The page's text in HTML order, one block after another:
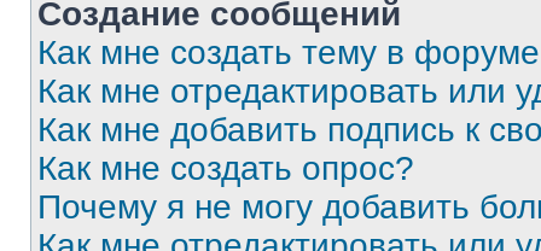
Создание сообщений
Как мне создать тему в
Как мне отредактировать или
Как мне добавить подпись к
Как мне создать опрос?
Почему я не могу добавить